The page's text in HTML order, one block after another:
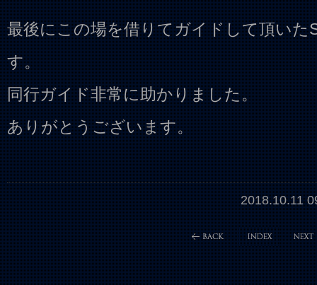
最後にこの場を借りてガイドして頂いた
す。
同行ガイド非常に助かりました。
ありがとうございます。
2018.10.11